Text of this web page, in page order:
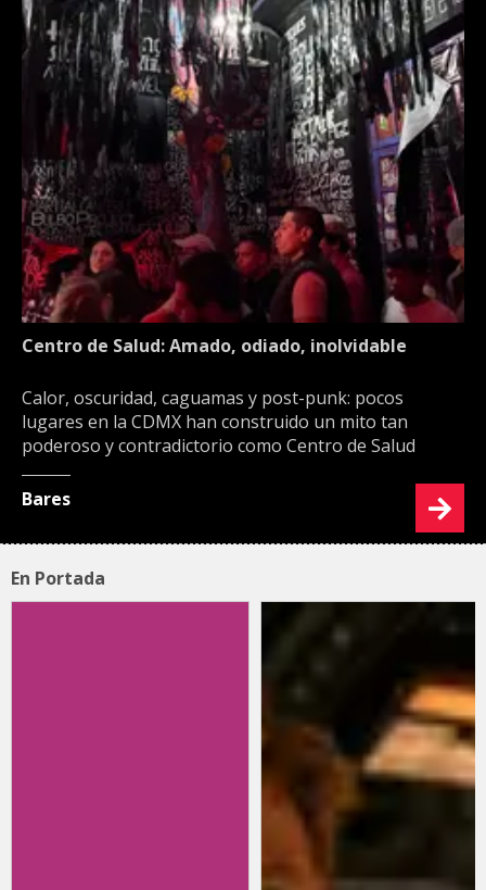
Centro de Salud: Amado, odiado, inolvidable
Calor, oscuridad, caguamas y post-punk: pocos
lugares en la CDMX han construido un mito tan
poderoso y contradictorio como Centro de Salud
Bares
En Portada